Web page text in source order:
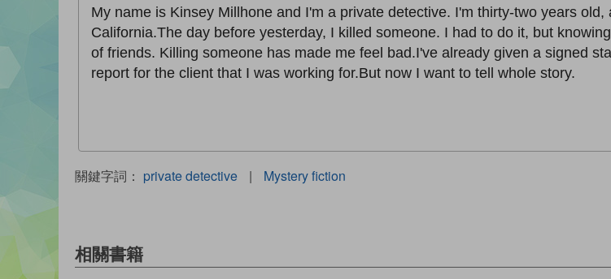
My name is Kinsey Millhone and I'm a private detective. I'm thirty-two years
California.The day before yesterday, I killed someone. I had to do it, but
of friends. Killing someone has made me feel bad.I've already given a signed
report for the client that I was working for.But now I want to tell whole story.
關鍵字詞： private detective | Mystery fiction
相關書籍